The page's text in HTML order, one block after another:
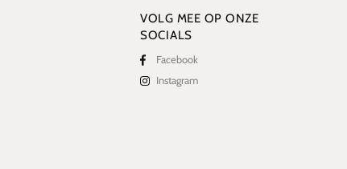
VOLG MEE OP ONZE
SOCIALS
Facebook
Instagram